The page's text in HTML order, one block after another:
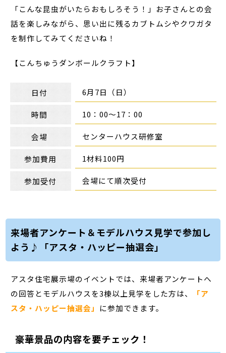
「こんな昆虫がいたらおもしろそう！」お子さんとの会
話を楽しみながら、思い出に残るカブトムシやクワガタ
を制作してみてくださいね！
【こんちゅうダンボールクラフト】
日付 6月7日（日）
時間 10：00～17：00
会場 センターハウス研修室
参加費用 1材料100円
参加受付 会場にて順次受付
来場者アンケート＆モデルハウス見学で参加し
よう♪「アスタ・ハッピー抽選会」
アスタ住宅展示場のイベントでは、来場者アンケートへ
の回答とモデルハウスを3棟以上見学をした方は、
「ア
スタ・ハッピー抽選会」 に参加できます。
豪華景品の内容を要チェック！